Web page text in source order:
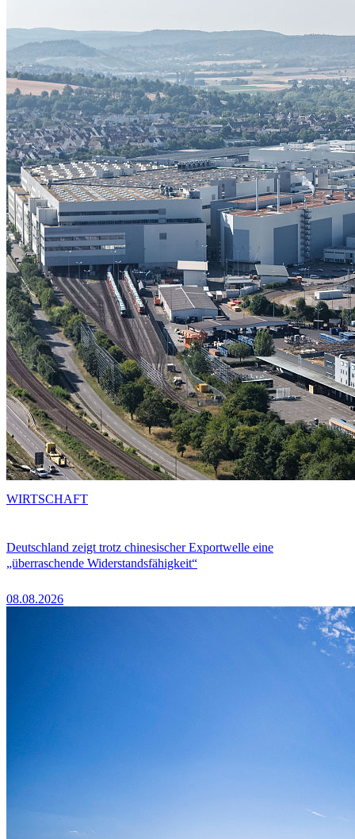
Deutschland zeigt trotz chinesischer Exportwelle eine
„überraschende Widerstandsfähigkeit“
08.08.2026
WIRTSCHAFT